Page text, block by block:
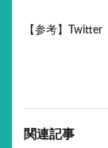
【参考】Twitter
関連記事